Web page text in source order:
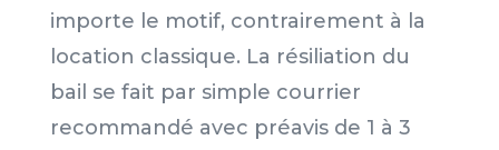
importe le motif, contrairement à la
location classique. La résiliation du
bail se fait par simple courrier
recommandé avec préavis de 1 à 3